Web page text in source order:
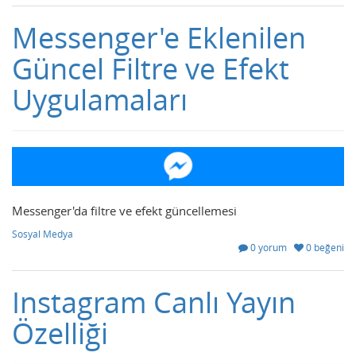
Messenger'e Eklenilen
Güncel Filtre ve Efekt
Uygulamaları
Messenger'da filtre ve efekt güncellemesi
Sosyal Medya
0 yorum
0 beğeni
Instagram Canlı Yayın
Özelliği